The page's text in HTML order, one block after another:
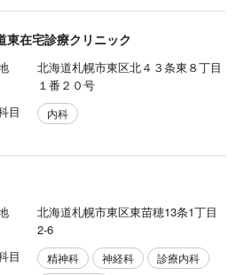
東在宅診療クリニック
北海道札幌市東区北４３条東８丁目
１番２０号
目
内科
北海道札幌市東区東苗穂13条1丁目
2-6
目
精神科 神経科
診療内科